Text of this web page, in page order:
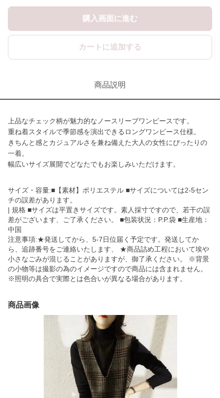
購入画面に進む
カートに追加する
商品説明
上品なチェック柄が魅力的なノースリーブワンピースです。
重ね着スタイルで季節感を演出できるロングワンピース仕様。
きちんと感とカジュアルさを兼ね備えた大人の女性にぴったりの
一着。
幅広いサイズ展開でどなたでもお楽しみいただけます。
サイズ・容量:■【素材】ポリエステル ■サイズについては2-5セン
チの誤差があります。
| 規格 ■サイズは平置きサイズです。素人採寸ですので、若干の誤
差がございます、ご了承ください。 ■包装状況：P.P.袋 ■生産地：
中国
注意事項:★発送してから、5-7日位届く予定です。発送してか
ら、追跡番号をご連絡いたします、 ★商品詰め工程において埃や
小さなごみが混じることがありますが、御了承ください。 ※背景
の小物等は撮影の為のイメージですので商品には含まれません。
※照明の具合で実際とは色合いが異なる場合があります。
商品画像